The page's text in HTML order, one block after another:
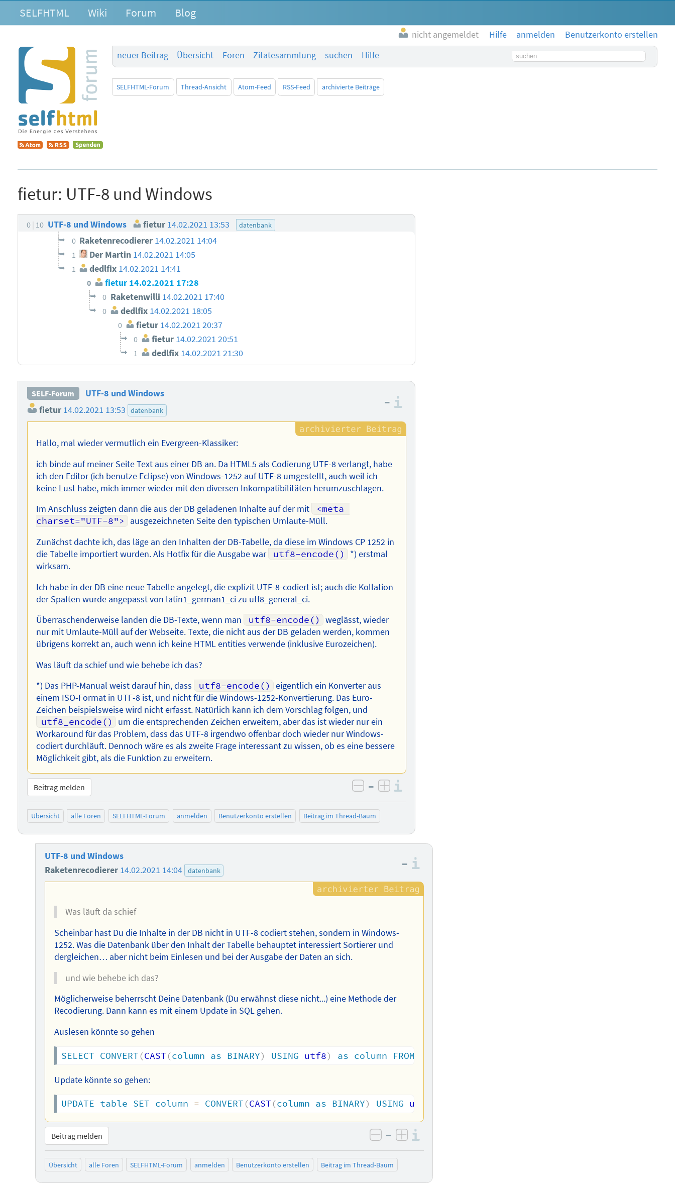
SELFHTML Wiki Forum Blog
nicht angemeldet Hilfe anmelden
Benutzerkonto erstellen
neuer Beitrag
Übersicht Foren Zitatesammlung suchen Hilfe Suchbegriff
SELFHTML-Forum Thread-Ansicht Atom-Feed RSS-Feed archivierte Beiträge
fietur: UTF-8 und Windows
0 10 UTF-8 und Windows fietur 14.02.2021 13:53 datenbank
0 Raketenrecodierer 14.02.2021 14:04
1 Der Martin 14.02.2021 14:05
1 dedlfix 14.02.2021 14:41
0 fietur 14.02.2021 17:28
0 Raketenwilli 14.02.2021 17:40
0 dedlfix 14.02.2021 18:05
0 fietur 14.02.2021 20:37
0 fietur 14.02.2021 20:51
1 dedlfix 14.02.2021 21:30
SELF-Forum
UTF-8 und Windows
fietur 14.02.2021 13:53 datenbank
–
Hallo, mal wieder vermutlich ein Evergreen-Klassiker:
ich binde auf meiner Seite Text aus einer DB an. Da HTML5 als Codierung UTF-8 verlangt, habe
ich den Editor (ich benutze Eclipse) von Windows-1252 auf UTF-8 umgestellt, auch weil ich
keine Lust habe, mich immer wieder mit den diversen Inkompatibilitäten herumzuschlagen.
Im Anschluss zeigten dann die aus der DB geladenen Inhalte auf der mit
<meta
charset="UTF-8">
ausgezeichneten Seite den typischen Umlaute-Müll.
Zunächst dachte ich, das läge an den Inhalten der DB-Tabelle, da diese im Windows CP 1252 in
die Tabelle importiert wurden. Als Hotfix für die Ausgabe war
utf8-encode()
*) erstmal
wirksam.
Ich habe in der DB eine neue Tabelle angelegt, die explizit UTF-8-codiert ist; auch die Kollation
der Spalten wurde angepasst von latin1_german1_ci zu utf8_general_ci.
Überraschenderweise landen die DB-Texte, wenn man
utf8-encode()
weglässt, wieder
nur mit Umlaute-Müll auf der Webseite. Texte, die nicht aus der DB geladen werden, kommen
übrigens korrekt an, auch wenn ich keine HTML entities verwende (inklusive Eurozeichen).
Was läuft da schief und wie behebe ich das?
*) Das PHP-Manual weist darauf hin, dass
utf8-encode()
eigentlich ein Konverter aus
einem ISO-Format in UTF-8 ist, und nicht für die Windows-1252-Konvertierung. Das Euro-
Zeichen beispielsweise wird nicht erfasst. Natürlich kann ich dem Vorschlag folgen, und
utf8_encode()
um die entsprechenden Zeichen erweitern, aber das ist wieder nur ein
Workaround für das Problem, dass das UTF-8 irgendwo offenbar doch wieder nur Windows-
codiert durchläuft. Dennoch wäre es als zweite Frage interessant zu wissen, ob es eine bessere
Möglichkeit gibt, als die Funktion zu erweitern.
Beitrag melden negativ bewerten
– positiv bewerten
Übersicht alle Foren SELFHTML-Forum anmelden Benutzerkonto erstellen Beitrag im Thread-Baum
UTF-8 und Windows
Raketenrecodierer 14.02.2021 14:04 datenbank –
Was läuft da schief
Scheinbar hast Du die Inhalte in der DB nicht in UTF-8 codiert stehen, sondern in Windows-
1252. Was die Datenbank über den Inhalt der Tabelle behauptet interessiert Sortierer und
dergleichen… aber nicht beim Einlesen und bei der Ausgabe der Daten an sich.
und wie behebe ich das?
Möglicherweise beherrscht Deine Datenbank (Du erwähnst diese nicht...) eine Methode der
Recodierung. Dann kann es mit einem Update in SQL gehen.
Auslesen könnte so gehen
SELECT CONVERT (CAST (column as BINARY) USING utf8) as column FROM
Update könnte so gehen:
UPDATE table SET column = CONVERT (CAST (column as BINARY) USING utf8
Beitrag melden negativ bewerten
– positiv bewerten
Übersicht alle Foren SELFHTML-Forum anmelden Benutzerkonto erstellen Beitrag im Thread-Baum